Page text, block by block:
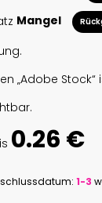
Mangel
„Adobe Stock“
0.26 €
1-3